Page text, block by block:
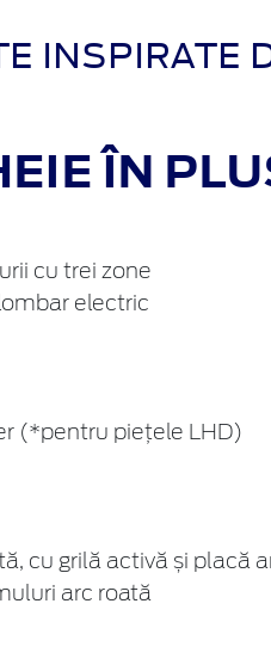
INSPIRATE
ÎN
cu trei zone
electric
(*pentru piețele LHD)
cu grilă activă și placă
arc roată